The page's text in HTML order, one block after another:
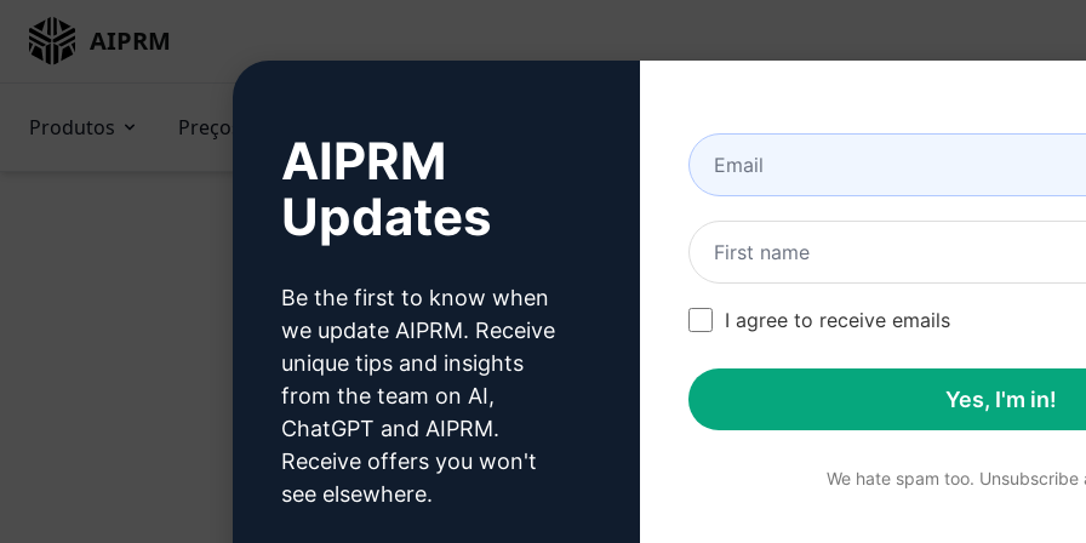
AIPRM
Produtos Preços Sobre
Experimente este
Promptagora
Etapa 1: Faça o download gratuito
AIPRM
Updates
Be the first to know when
we update AIPRM. Receive
unique tips and insights
from the team on AI,
ChatGPT and AIPRM.
Receive offers you won't
see elsewhere.
I agree to receive emails
Yes, I'm in!
We hate spam too. Unsubscribe